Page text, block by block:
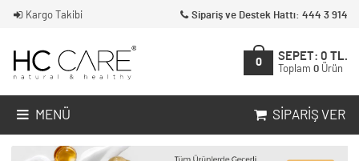
Kargo Takibi Sipariş ve Destek Hattı: 444 3 914
0
SEPET: 0 TL.
Toplam 0 Ürün
MENÜ SIPARIŞ VER